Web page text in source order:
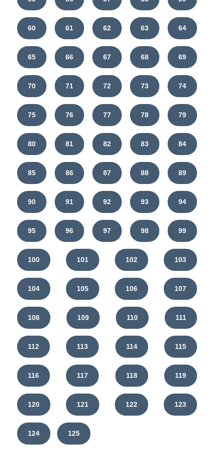
60 61 62 63 64
65 66 67 68 69
70 71 72 73 74
75 76 77 78 79
80 81 82 83 84
85 86 87 88 89
90 91 92 93 94
95 96 97 98 99
100 101 102 103
104 105 106 107
108 109 110 111
112 113 114 115
116 117 118 119
120 121 122 123
124 125